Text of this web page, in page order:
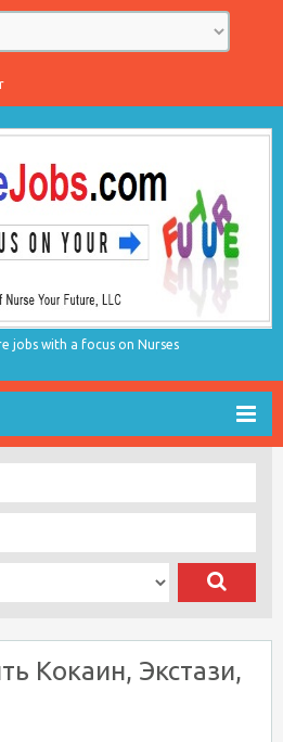
jobs with a focus on Nurses
Кокаин, Экстази,